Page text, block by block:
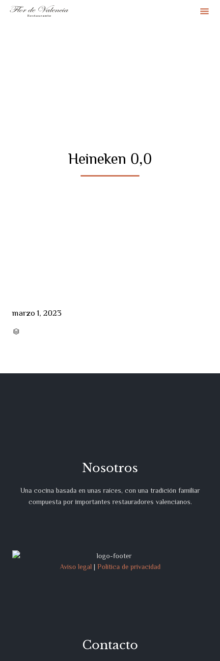
Heineken 0,0
marzo 1, 2023

Nosotros
Una cocina basada en unas raíces, con una tradición familiar
compuesta por importantes restauradores valencianos.
Aviso legal | Política de privacidad
Contacto